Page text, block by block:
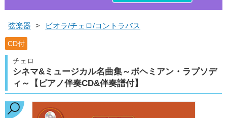
弦楽器 > ビオラ/チェロ/コントラバス
CD付
チェロ
シネマ&ミュージカル名曲集～ボヘミアン・ラプソデ
ィ～【ピアノ伴奏CD&伴奏譜付】